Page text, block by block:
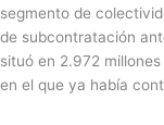
segmento de
de subcontratación
situó en 2.972
en el que ya había